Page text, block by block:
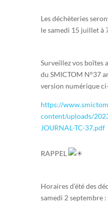
Les déchèteries
le samedi 15 juillet à
Surveillez vos boîtes
du SMICTOM N°37
version numérique
https://
content/uploads/
JOURNAL-TC-37.pdf
RAPPEL
Horaires d’été des
samedi 2 septembre :